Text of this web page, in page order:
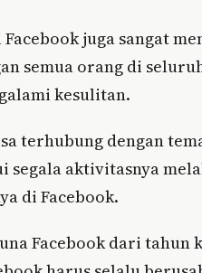
juga sangat
semua orang di
kesulitan.
terhubung dengan
segala aktivitasnya
di Facebook.
Facebook dari tahun